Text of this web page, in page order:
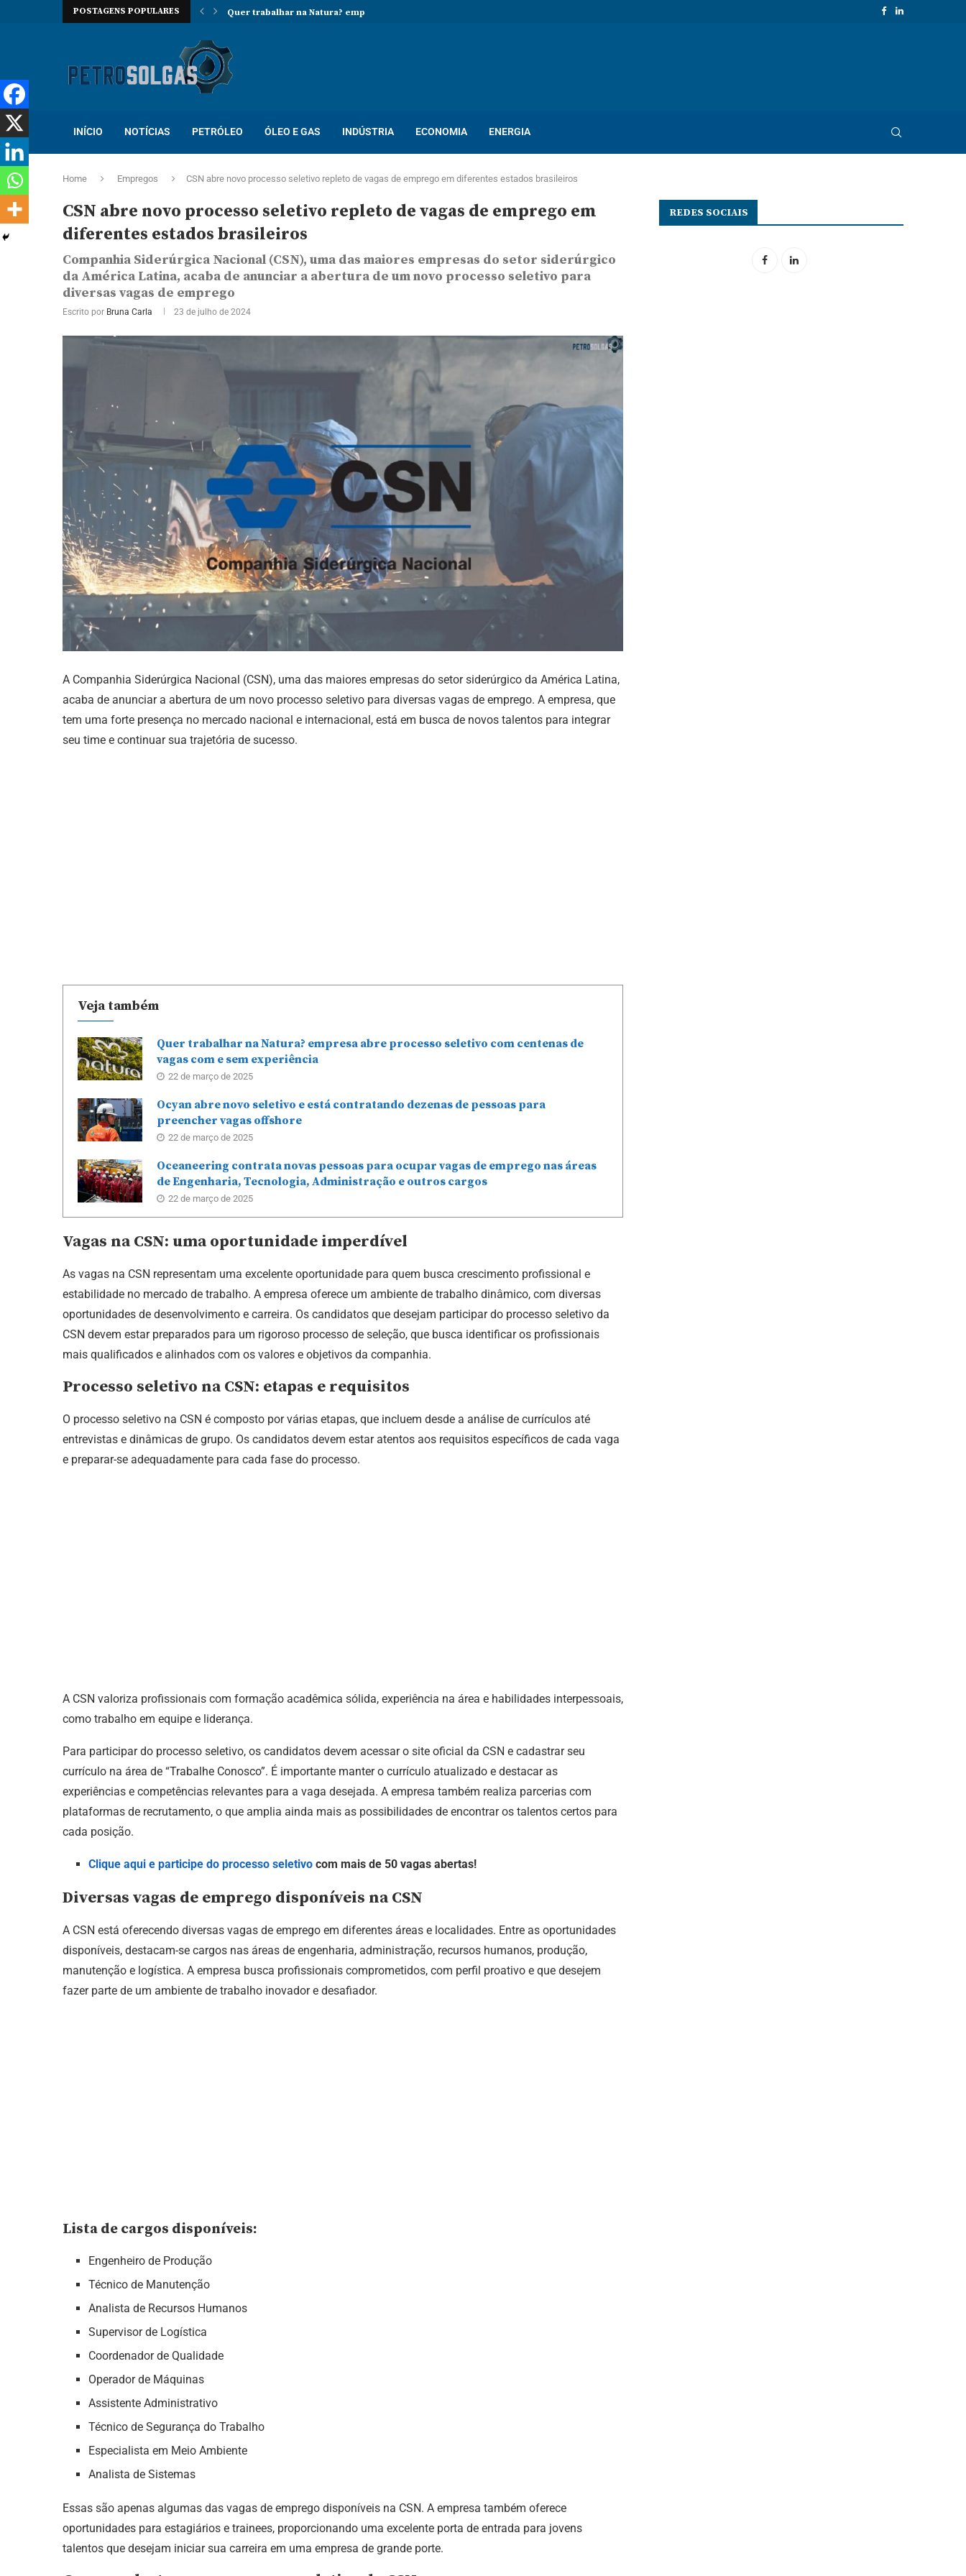
POSTAGENS POPULARES Quer trabalhar na Natura? empresa abre processo seletivo...
INÍCIO NOTÍCIAS PETRÓLEO ÓLEO E GAS INDÚSTRIA ECONOMIA ENERGIA
Home Empregos CSN abre novo processo seletivo repleto de vagas de emprego em diferentes estados brasileiros
CSN abre novo processo seletivo repleto de vagas de emprego em
diferentes estados brasileiros
Companhia Siderúrgica Nacional (CSN), uma das maiores empresas do setor siderúrgico
da América Latina, acaba de anunciar a abertura de um novo processo seletivo para
diversas vagas de emprego
Escrito por Bruna Carla 23 de julho de 2024
A Companhia Siderúrgica Nacional (CSN), uma das maiores empresas do setor siderúrgico da América Latina,
acaba de anunciar a abertura de um novo processo seletivo para diversas vagas de emprego. A empresa, que
tem uma forte presença no mercado nacional e internacional, está em busca de novos talentos para integrar
seu time e continuar sua trajetória de sucesso.
Veja também
Quer trabalhar na Natura? empresa abre processo seletivo com centenas de
vagas com e sem experiência
22 de março de 2025
Ocyan abre novo seletivo e está contratando dezenas de pessoas para
preencher vagas offshore
22 de março de 2025
Oceaneering contrata novas pessoas para ocupar vagas de emprego nas áreas
de Engenharia, Tecnologia, Administração e outros cargos
22 de março de 2025
Vagas na CSN: uma oportunidade imperdível
As vagas na CSN representam uma excelente oportunidade para quem busca crescimento profissional e
estabilidade no mercado de trabalho. A empresa oferece um ambiente de trabalho dinâmico, com diversas
oportunidades de desenvolvimento e carreira. Os candidatos que desejam participar do processo seletivo da
CSN devem estar preparados para um rigoroso processo de seleção, que busca identificar os profissionais
mais qualificados e alinhados com os valores e objetivos da companhia.
Processo seletivo na CSN: etapas e requisitos
O processo seletivo na CSN é composto por várias etapas, que incluem desde a análise de currículos até
entrevistas e dinâmicas de grupo. Os candidatos devem estar atentos aos requisitos específicos de cada vaga
e preparar-se adequadamente para cada fase do processo.
A CSN valoriza profissionais com formação acadêmica sólida, experiência na área e habilidades interpessoais,
como trabalho em equipe e liderança.
Para participar do processo seletivo, os candidatos devem acessar o site oficial da CSN e cadastrar seu
currículo na área de “Trabalhe Conosco”. É importante manter o currículo atualizado e destacar as
experiências e competências relevantes para a vaga desejada. A empresa também realiza parcerias com
plataformas de recrutamento, o que amplia ainda mais as possibilidades de encontrar os talentos certos para
cada posição.
Clique aqui e participe do processo seletivo com mais de 50 vagas abertas!
Diversas vagas de emprego disponíveis na CSN
A CSN está oferecendo diversas vagas de emprego em diferentes áreas e localidades. Entre as oportunidades
disponíveis, destacam-se cargos nas áreas de engenharia, administração, recursos humanos, produção,
manutenção e logística. A empresa busca profissionais comprometidos, com perfil proativo e que desejem
fazer parte de um ambiente de trabalho inovador e desafiador.
Lista de cargos disponíveis:
Engenheiro de Produção
Técnico de Manutenção
Analista de Recursos Humanos
Supervisor de Logística
Coordenador de Qualidade
Operador de Máquinas
Assistente Administrativo
Técnico de Segurança do Trabalho
Especialista em Meio Ambiente
Analista de Sistemas
Essas são apenas algumas das vagas de emprego disponíveis na CSN. A empresa também oferece
oportunidades para estagiários e trainees, proporcionando uma excelente porta de entrada para jovens
talentos que desejam iniciar sua carreira em uma empresa de grande porte.
REDES SOCIAIS